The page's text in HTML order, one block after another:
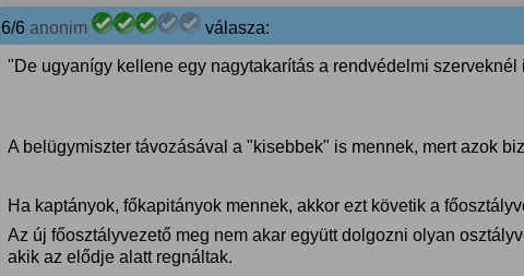
6/6 anonim válasza:
"De ugyanígy kellene egy nagytakarítás a rendvédelmi szerveknél
A belügymiszter távozásával a "kisebbek" is mennek, mert azok
Ha kaptányok, főkapitányok mennek, akkor ezt követik a
Az új főosztályvezető meg nem akar együtt dolgozni olyan
akik az elődje alatt regnáltak.